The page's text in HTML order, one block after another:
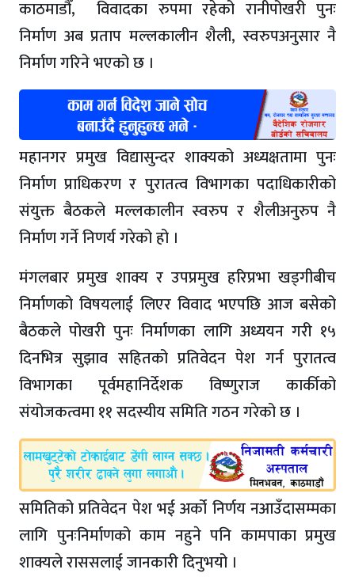
काठमाडौँ, विवादका रुपमा रहेको रानीपोखरी पुनः
निर्माण अब प्रताप मल्लकालीन शैली, स्वरुपअनुसार नै
निर्माण गरिने भएको छ ।
महानगर प्रमुख विद्यासुन्दर शाक्यको अध्यक्षतामा पुनः
निर्माण प्राधिकरण र पुरातत्व विभागका पदाधिकारीको
संयुक्त बैठकले मल्लकालीन स्वरुप र शैलीअनुरुप नै
निर्माण गर्ने निणर्य गरेको हो ।
मंगलबार प्रमुख शाक्य र उपप्रमुख हरिप्रभा खड्गीबीच
निर्माणको विषयलाई लिएर विवाद भएपछि आज बसेको
बैठकले पोखरी पुनः निर्माणका लागि अध्ययन गरी १५
दिनभित्र सुझाव सहितको प्रतिवेदन पेश गर्न पुरातत्व
विभागका पूर्वमहानिर्देशक विष्णुराज कार्कीको
संयोजकत्वमा ११ सदस्यीय समिति गठन गरेको छ ।
समितिको प्रतिवेदन पेश भई अर्को निर्णय नआउँदासम्मका
लागि पुनःनिर्माणको काम नहुने पनि कामपाका प्रमुख
शाक्यले राससलाई जानकारी दिनुभयो ।